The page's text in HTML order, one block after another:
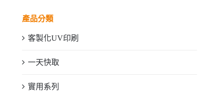
產品分類
客製化UV印刷
一天快取
實用系列